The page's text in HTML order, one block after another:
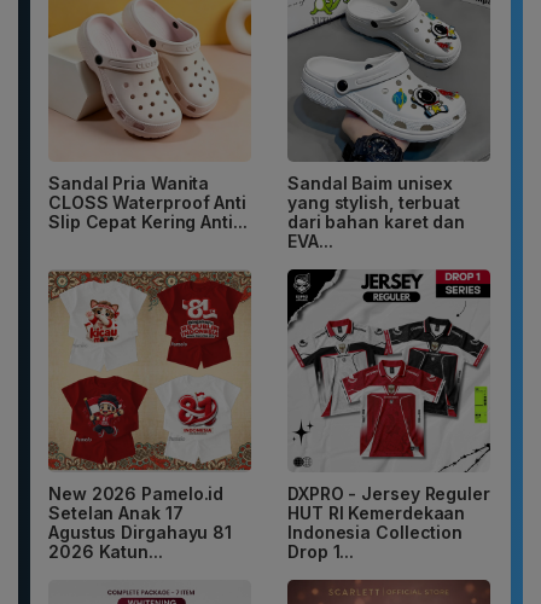
Sandal Pria Wanita
CLOSS Waterproof Anti
Slip Cepat Kering Anti...
Sandal Baim unisex
yang stylish, terbuat
dari bahan karet dan
EVA...
New 2026 Pamelo.id
Setelan Anak 17
Agustus Dirgahayu 81
2026 Katun...
DXPRO - Jersey Reguler
HUT RI Kemerdekaan
Indonesia Collection
Drop 1...